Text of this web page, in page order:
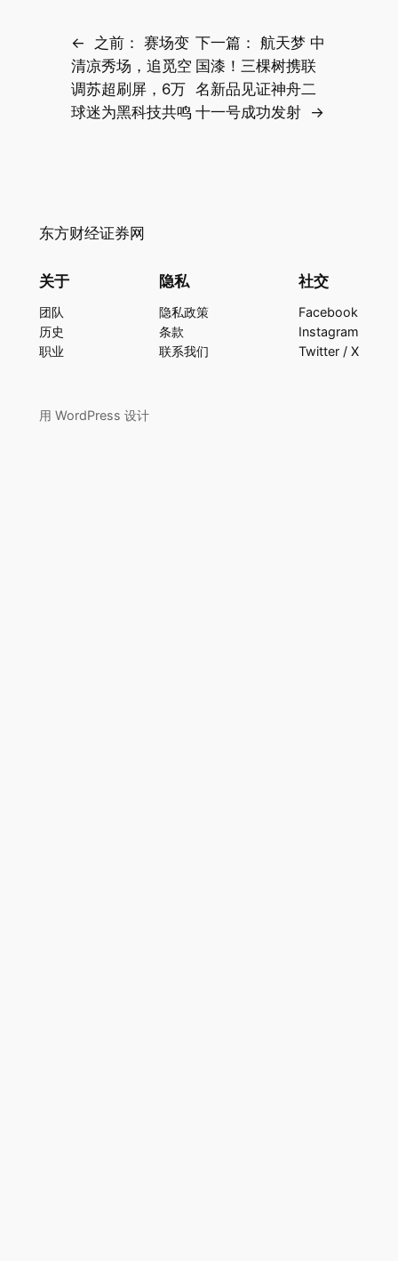
← 之前： 赛场变
清凉秀场，追觅空
调苏超刷屏，6万
球迷为黑科技共鸣
下一篇：
航天梦 中
国漆！三棵树携联
名新品见证神舟二
十一号成功发射 →
东方财经证券网
关于
团队
历史
职业
隐私
隐私政策
条款
联系我们
社交
Facebook
Instagram
Twitter / X
用 WordPress 设计